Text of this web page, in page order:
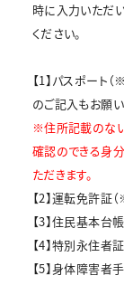
時に入力いただ
ください。
【1】パスポート
のご記入もお願い
※住所記載のな
確認のできる身
ただきます。
【2】運転免許証
【3】住民基本台
【4】特別永住者
【5】身体障害者